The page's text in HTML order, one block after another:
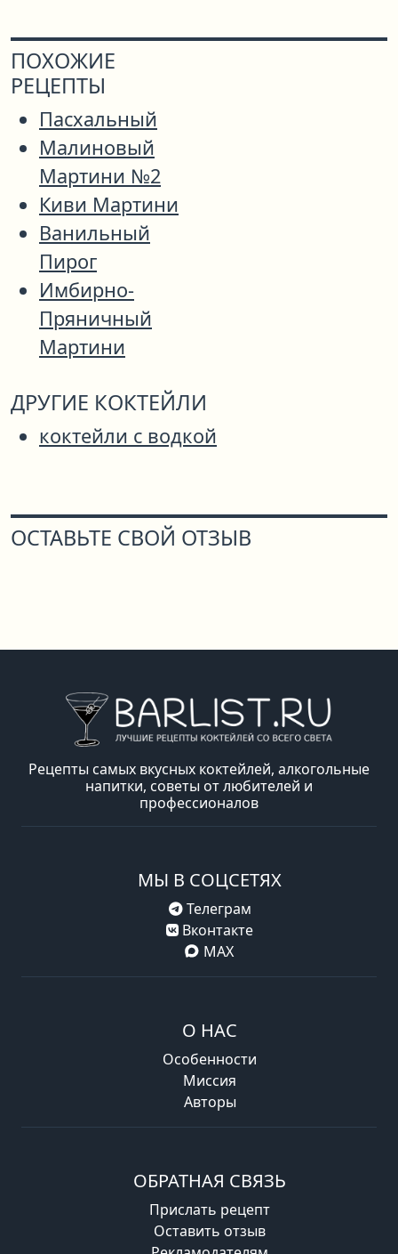
ПОХОЖИЕ
РЕЦЕПТЫ
Пасхальный
Малиновый
Мартини №2
Киви Мартини
Ванильный
Пирог
Имбирно-
Пряничный
Мартини
ДРУГИЕ КОКТЕЙЛИ
коктейли с водкой
ОСТАВЬТЕ СВОЙ ОТЗЫВ
Рецепты самых вкусных коктейлей, алкогольные
напитки, советы от любителей и
профессионалов
МЫ В СОЦСЕТЯХ
Телеграм
Вконтакте
MAX
О НАС
Особенности
Миссия
Авторы
ОБРАТНАЯ СВЯЗЬ
Прислать рецепт
Оставить отзыв